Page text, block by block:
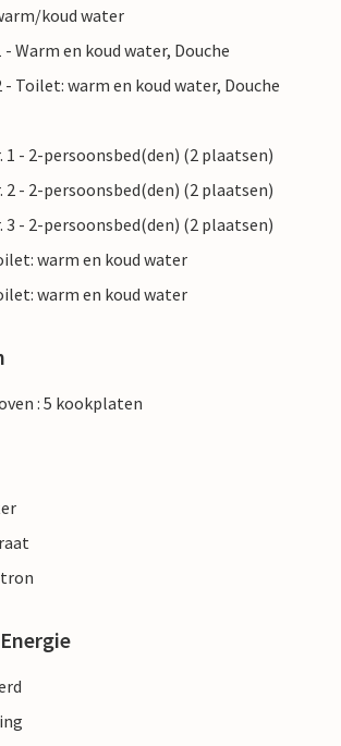
koud water
- Warm en koud water, Douche
- Toilet: warm en koud water, Douche
1 - 2-persoonsbed(den) (2 plaatsen)
2 - 2-persoonsbed(den) (2 plaatsen)
3 - 2-persoonsbed(den) (2 plaatsen)
warm en koud water
warm en koud water
: 5 kookplaten